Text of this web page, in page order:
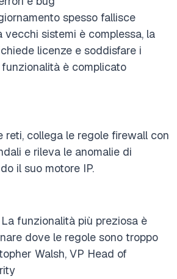
spesso fallisce
vecchi sistemi è complessa, la
licenze e soddisfare i
è complicato
reti, collega le regole firewall con
e rileva le anomalie di
il suo motore IP.
La funzionalità più preziosa è
dove le regole sono troppo
Walsh, VP Head of